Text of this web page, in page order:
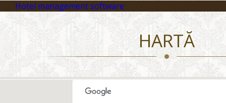
Hotel management software
HARTĂ